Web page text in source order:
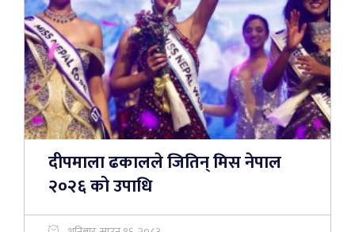
दीपमाला ढकालले जितिन् मिस नेपाल
२०२६ को उपाधि